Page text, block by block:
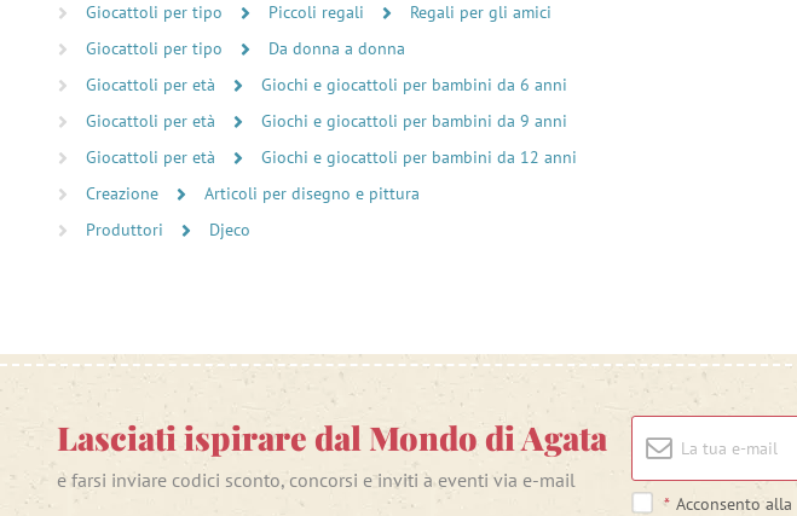
Giocattoli per tipo
Piccoli regali
Regali per gli amici
Giocattoli per tipo
Da donna a donna
Giocattoli per età
Giochi e giocattoli per bambini da 6 anni
Giocattoli per età
Giochi e giocattoli per bambini da 9 anni
Giocattoli per età
Giochi e giocattoli per bambini da 12 anni
Creazione
Articoli per disegno e pittura
Produttori
Djeco
Lasciati ispirare dal Mondo di Agata
e farsi inviare codici sconto, concorsi e inviti a eventi via e-mail
* Acconsento alla